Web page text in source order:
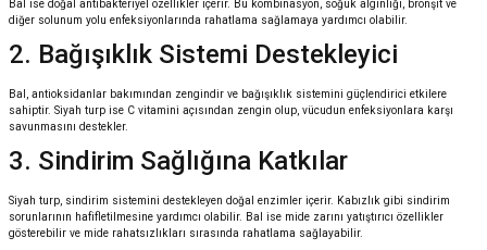
Bal ise doğal antibakteriyel özellikler içerir. Bu kombinasyon, soğuk algınlığı, bronşit ve
diğer solunum yolu enfeksiyonlarında rahatlama sağlamaya yardımcı olabilir.
2. Bağışıklık Sistemi Destekleyici
Bal, antioksidanlar bakımından zengindir ve bağışıklık sistemini güçlendirici etkilere
sahiptir. Siyah turp ise C vitamini açısından zengin olup, vücudun enfeksiyonlara karşı
savunmasını destekler.
3. Sindirim Sağlığına Katkılar
Siyah turp, sindirim sistemini destekleyen doğal enzimler içerir. Kabızlık gibi sindirim
sorunlarının hafifletilmesine yardımcı olabilir. Bal ise mide zarını yatıştırıcı özellikler
gösterebilir ve mide rahatsızlıkları sırasında rahatlama sağlayabilir.